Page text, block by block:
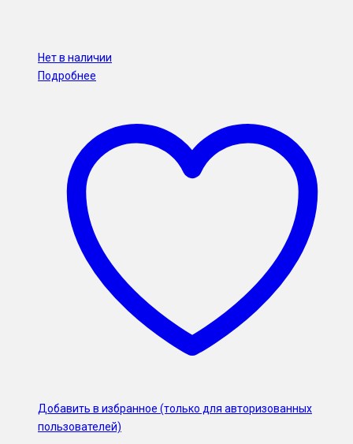
Нет в наличии
Подробнее
Добавить в избранное (только для авторизованных
пользователей)